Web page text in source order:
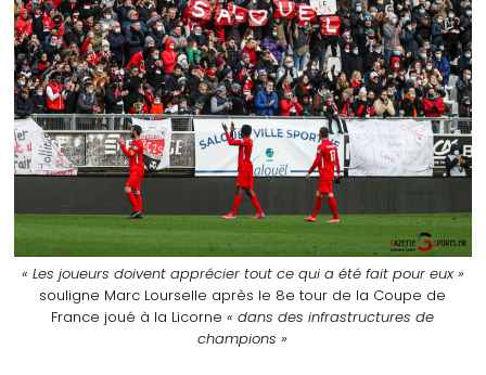
« Les joueurs doivent apprécier tout ce qui a été fait pour eux »
souligne Marc Lourselle après le 8e tour de la Coupe de
France joué à la Licorne« dans des infrastructures de
champions »